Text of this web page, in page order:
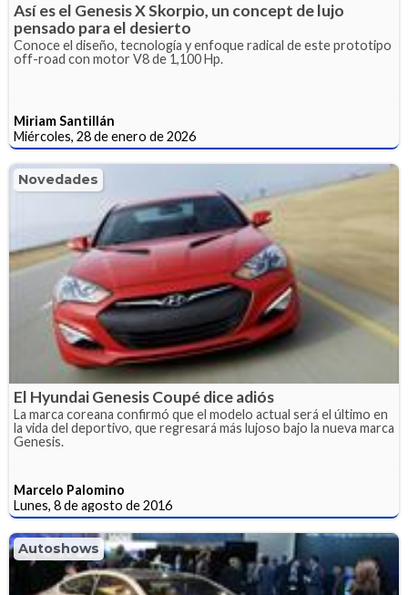
Así es el Genesis X Skorpio, un concept de lujo
pensado para el desierto
Conoce el diseño, tecnología y enfoque radical de este prototipo
off-road con motor V8 de 1,100 Hp.
Miriam Santillán
Miércoles, 28 de enero de 2026
Novedades
El Hyundai Genesis Coupé dice adiós
La marca coreana confirmó que el modelo actual será el último en
la vida del deportivo, que regresará más lujoso bajo la nueva marca
Genesis.
Marcelo Palomino
Lunes, 8 de agosto de 2016
Autoshows